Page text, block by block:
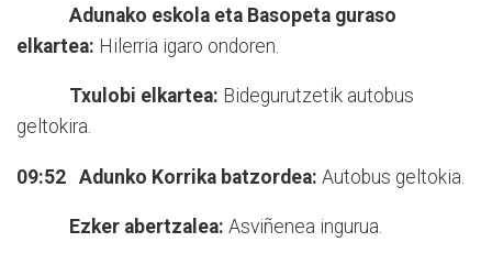
Adunako eskola eta Basopeta guraso
elkartea: Hilerria igaro ondoren.
Txulobi elkartea: Bidegurutzetik autobus
geltokira.
09:52 Adunko Korrika batzordea: Autobus geltokia.
Ezker abertzalea: Asviñenea ingurua.